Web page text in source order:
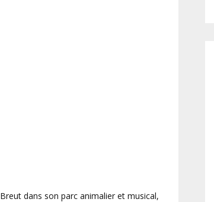
dans son parc animalier et musical,